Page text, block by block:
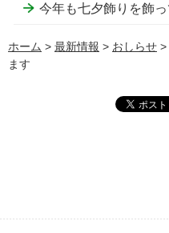
今年も七夕飾りを飾
ホーム > 最新情報 > おしらせ >
ます